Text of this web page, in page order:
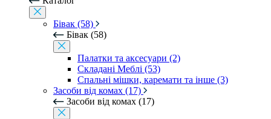
Бівак (58)
Бівак (58)
Палатки та аксесуари (2)
Складані Меблі (53)
Спальні мішки, каремати та інше (3)
Засоби від комах (17)
Засоби від комах (17)